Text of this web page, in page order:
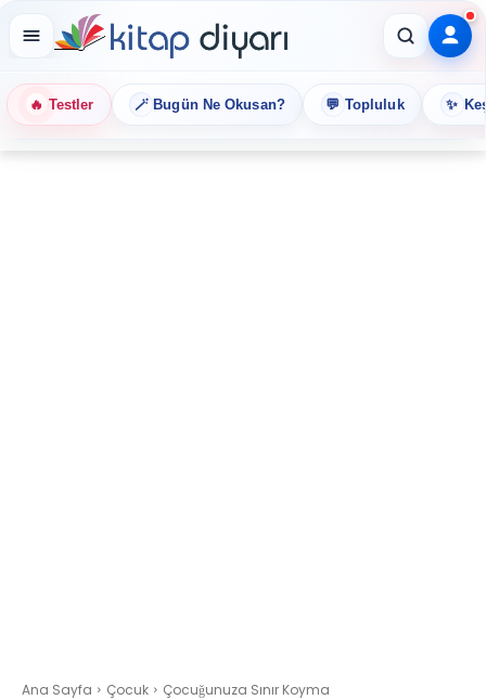
🔥 Testler 🪄 Bugün Ne Okusan? 💬 Topluluk ✨
Ana Sayfa Çocuk Çocuğunuza Sınır Koyma